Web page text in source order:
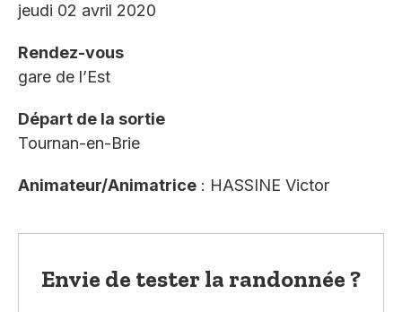
jeudi 02 avril 2020
Rendez-vous
gare de l’Est
Départ de la sortie
Tournan-en-Brie
Animateur/Animatrice : HASSINE Victor
Envie de tester la randonnée ?